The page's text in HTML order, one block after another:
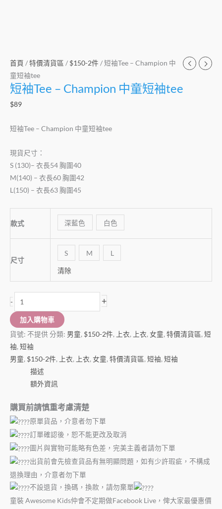
首頁 /特價清貨區 / $150-2件 / 短袖Tee – Champion 中
童短袖tee
短袖Tee – Champion 中童短袖tee
$89
短袖Tee – Champion 中童短袖tee
現貨尺寸：
S (130)– 衣長54 胸圍40
M(140) – 衣長60 胸圍42
L(150) – 衣長63 胸圍45
款式 深藍色 白色
尺寸
S M L
清除
- +
加入購物車
貨號: 不提供 分類: 男童, $150-2件, 上衣, 上衣, 女童, 特價清貨區, 短
袖, 短袖
男童, $150-2件, 上衣, 上衣, 女童, 特價清貨區, 短袖, 短袖
描述
額外資訊
購買前請慎重考慮清楚
原單貨品，介意者勿下單
訂單確認後，恕不能更改及取消
圖片與實物可能略有色差，完美主義者請勿下單
出貨前會先檢查貨品有無明顯問題，如有少許瑕疵，不構成
退換理由，介意者勿下單
不設退貨，換碼，換款，請勿棄單
童裝 Awesome Kids仲會不定期做Facebook Live，俾大家最優惠價